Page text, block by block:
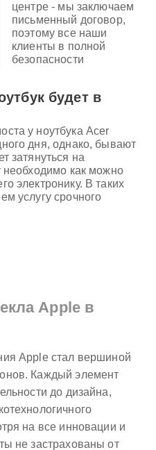
центре - мы заключаем
письменный договор,
поэтому все наши
клиенты в полной
безопасности
будет в
у ноутбука Acer
дня, однако, бывают
затянуться на
необходимо как можно
электронику. В таких
услугу срочного
Apple в
Apple стал вершиной
Каждый элемент
до дизайна,
на все инновации и
не застрахованы от